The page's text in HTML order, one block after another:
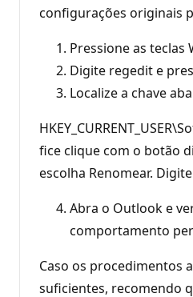
configurações originais
Pressione as teclas
Digite regedit e
Localize a chave
fice clique com o botão
escolha Renomear.
Abra o Outlook e
comportamento
Caso os procedimentos
suficientes, recomendo